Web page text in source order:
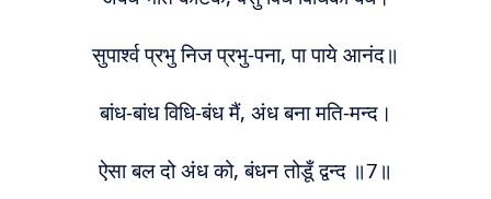
सुपार्श्व प्रभु निज प्रभु-पना, पा पाये आनंद॥
बांध-बांध विधि-बंध मैं, अंधबनामति-मन्द।
ऐसा बल दो अंध को, बंधन तोडूँ द्वन्द ॥7॥